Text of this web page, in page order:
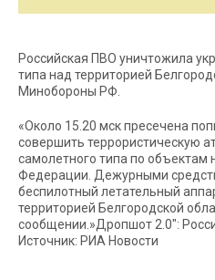
Российская ПВО уничтожила
типа над территорией
Минобороны РФ.
«Около 15.20 мск пресечена
совершить террористическую
самолетного типа по объектам
Федерации. Дежурными
беспилотный летательный
территорией Белгородской
сообщении.»Дропшот 2.0″:
Источник: РИА Новости